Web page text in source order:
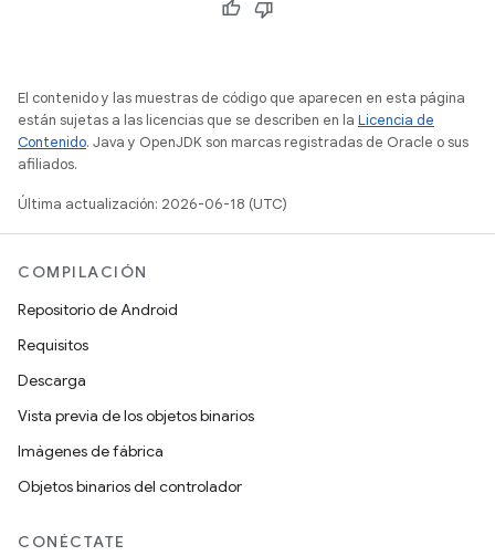
El contenido y las muestras de código que aparecen en esta página
están sujetas a las licencias que se describen en la Licencia de
Contenido. Java y OpenJDK son marcas registradas de Oracle o sus
afiliados.
Última actualización: 2026-06-18 (UTC)
COMPILACIÓN
Repositorio de Android
Requisitos
Descarga
Vista previa de los objetos binarios
Imágenes de fábrica
Objetos binarios del controlador
CONÉCTATE